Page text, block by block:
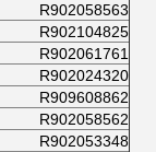
R902058563
R902104825
R902061761
R902024320
R909608862
R902058562
R902053348